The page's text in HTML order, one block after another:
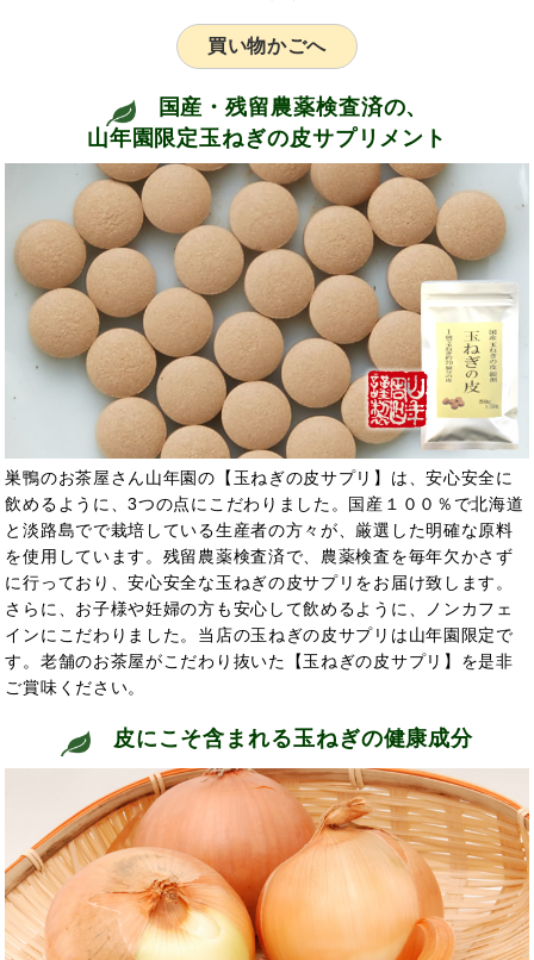
買い物かごへ
国産・残留農薬検査済の、
山年園限定玉ねぎの皮サプリメント
巣鴨のお茶屋さん山年園の【玉ねぎの皮サプリ】は、安心安全に
飲めるように、3つの点にこだわりました。国産１００％で北海道
と淡路島でで栽培している生産者の方々が、厳選した明確な原料
を使用しています。残留農薬検査済で、農薬検査を毎年欠かさず
に行っており、安心安全な玉ねぎの皮サプリをお届け致します。
さらに、お子様や妊婦の方も安心して飲めるように、ノンカフェ
インにこだわりました。当店の玉ねぎの皮サプリは山年園限定で
す。老舗のお茶屋がこだわり抜いた【玉ねぎの皮サプリ】を是非
ご賞味ください。
皮にこそ含まれる玉ねぎの健康成分